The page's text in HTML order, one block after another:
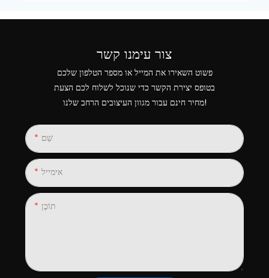
צור עימנו קשר
פשוט השאירו את המייל או מספר הטלפון שלכם
בטופס יצירת הקשר כדי שנוכל לשלוח לכם הצעת
מחיר חינם עבור מגוון העיצובים הרחב שלנו!
שֵׁם
אימייל
תוֹכֶן